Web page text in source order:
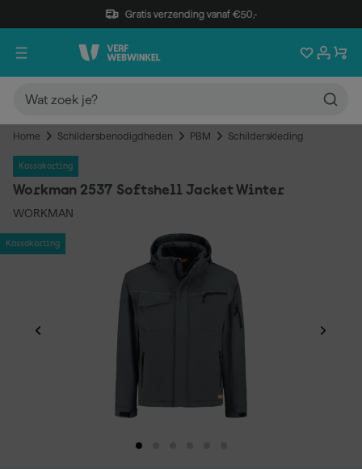
Gratis verzending vanaf €50,-
Home Schildersbenodigdheden PBM Schilderskleding
Kassakorting
Workman 2537 Softshell Jacket Winter
WORKMAN
Kassakorting